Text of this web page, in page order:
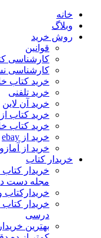
خانه
وبلاگ
روش خرید
قوانین
کارشناسی
کارشناسی
خرید کتاب
خرید تلفنی
خرید آن لاین
خرید کتاب
خرید کتاب
خرید از ebay
خرید از
خریدار کتاب
خریدار
مجله دست
خریدارکتاب
خریدار
درسی
بهترین